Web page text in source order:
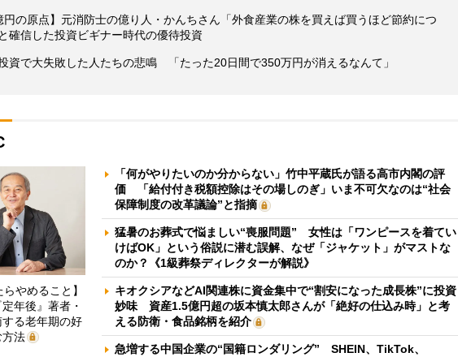
円の原点】元消防士の億り人・かんちさん「外食産業の株を買えば買うほど節約につ
確信した投資ビギナー時代の優待投資
資で大失敗した人たちの悲鳴 「たった20日間で350万円が消えるなんて」
らやめること】
年後』著者・
る老年期の好
方法
「何がやりたいのか分からない」竹中平蔵氏が語る高市内閣の評
価 「給付付き税額控除はその場しのぎ」いま不可欠なのは“社会
保障制度の改革議論”と指摘
猛暑のお葬式で悩ましい“喪服問題” 女性は「ワンピースを着てい
けばOK」という俗説に潜む誤解、なぜ「ジャケット」がマストな
のか？《1級葬祭ディレクターが解説》
キオクシアなどAI関連株に資金集中で“割安になった成長株”に投資
妙味 資産1.5億円超の坂本慎太郎さんが「絶好の仕込み時」と考
える防衛・食品銘柄を紹介
急増する中国企業の“国籍ロンダリング” SHEIN、TikTok、